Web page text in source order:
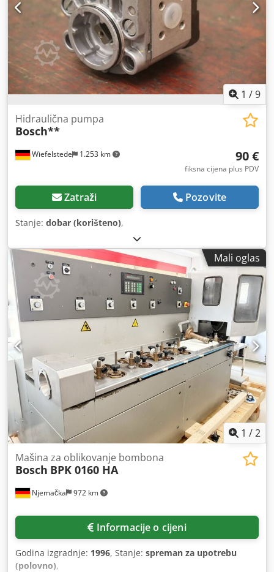
1 /9
Wiefelstede 1.253 km
Hidraulična pumpa
Bosch**
90 €
fiksna cijena plus PDV
Zatraži Pozovite
Stanje: dobar (korišteno),
Mali oglas
1 /2
Njemačka 972 km
Mašina za oblikovanje bombona
Bosch BPK 0160 HA
Informacije o cijeni
Godina izgradnje: 1996, Stanje: spreman za upotrebu
(polovno),